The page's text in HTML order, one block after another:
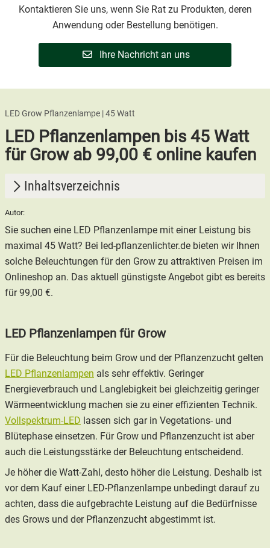
Kontaktieren Sie uns, wenn Sie Rat zu Produkten, deren
Anwendung oder Bestellung benötigen.
Ihre Nachricht an uns
LED Grow Pflanzenlampe | 45 Watt
LED Pflanzenlampen bis 45 Watt
für Grow ab 99,00 € online kaufen
Inhaltsverzeichnis
1.
2. LED Pflanzenlampen bis 45 Watt
Autor:
Sie suchen eine LED Pflanzenlampe mit einer Leistung bis
maximal 45 Watt? Bei led-pflanzenlichter.de bieten wir Ihnen
solche Beleuchtungen für den Grow zu attraktiven Preisen im
Onlineshop an. Das aktuell günstigste Angebot gibt es bereits
für 99,00 €.
LED Pflanzenlampen für Grow
Für die Beleuchtung beim Grow und der Pflanzenzucht gelten
LED Pflanzenlampen als sehr effektiv. Geringer
Energieverbrauch und Langlebigkeit bei gleichzeitig geringer
Wärmeentwicklung machen sie zu einer effizienten Technik.
Vollspektrum-LED lassen sich gar in Vegetations- und
Blütephase einsetzen. Für Grow und Pflanzenzucht ist aber
auch die Leistungsstärke der Beleuchtung entscheidend.
Je höher die Watt-Zahl, desto höher die Leistung. Deshalb ist
vor dem Kauf einer LED-Pflanzenlampe unbedingt darauf zu
achten, dass die aufgebrachte Leistung auf die Bedürfnisse
des Grows und der Pflanzenzucht abgestimmt ist.